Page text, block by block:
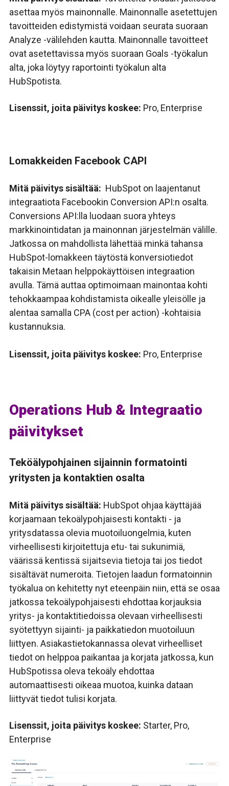
asettaa myös mainonnalle. Mainonnalle asetettujen
tavoitteiden edistymistä voidaan seurata suoraan
Analyze -välilehden kautta. Mainonnalle tavoitteet
ovat asetettavissa myös suoraan Goals -työkalun
alta, joka löytyy raportointi työkalun alta
HubSpotista.
Lisenssit, joita päivitys koskee: Pro, Enterprise
Lomakkeiden Facebook CAPI
Mitä päivitys sisältää: HubSpot on laajentanut
integraatiota Facebookin Conversion API:n osalta.
Conversions API:lla luodaan suora yhteys
markkinointidatan ja mainonnan järjestelmän välille.
Jatkossa on mahdollista lähettää minkä tahansa
HubSpot-lomakkeen täytöstä konversiotiedot
takaisin Metaan helppokäyttöisen integraation
avulla. Tämä auttaa optimoimaan mainontaa kohti
tehokkaampaa kohdistamista oikealle yleisölle ja
alentaa samalla CPA (cost per action) -kohtaisia
kustannuksia.
Lisenssit, joita päivitys koskee: Pro, Enterprise
Operations Hub & Integraatio
päivitykset
Teköälypohjainen sijainnin formatointi
yritysten ja kontaktien osalta
Mitä päivitys sisältää: HubSpot ohjaa käyttäjää
korjaamaan tekoälypohjaisesti kontakti - ja
yritysdatassa olevia muotoiluongelmia, kuten
virheellisesti kirjoitettuja etu- tai sukunimiä,
väärissä kentissä sijaitsevia tietoja tai jos tiedot
sisältävät numeroita. Tietojen laadun formatoinnin
työkalua on kehitetty nyt eteenpäin niin, että se osaa
jatkossa tekoälypohjaisesti ehdottaa korjauksia
yritys- ja kontaktitiedoissa olevaan virheellisesti
syötettyyn sijainti- ja paikkatiedon muotoiluun
liittyen. Asiakastietokannassa olevat virheelliset
tiedot on helppoa paikantaa ja korjata jatkossa, kun
HubSpotissa oleva tekoäly ehdottaa
automaattisesti oikeaa muotoa, kuinka dataan
liittyvät tiedot tulisi korjata.
Lisenssit, joita päivitys koskee: Starter, Pro,
Enterprise